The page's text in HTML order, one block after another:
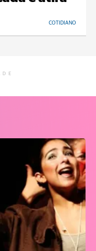
COTIDIANO